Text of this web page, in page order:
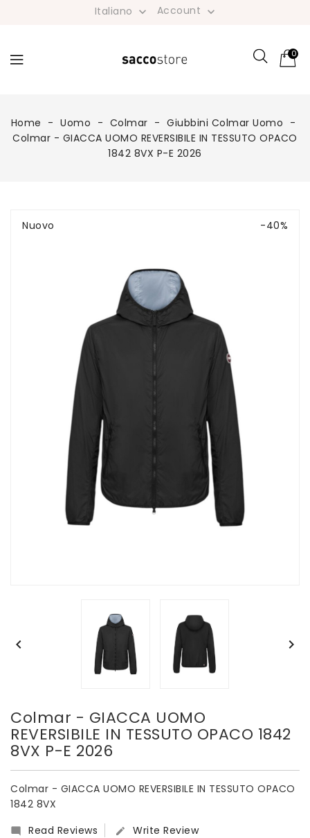
Italiano  Account 
0
Home Uomo Colmar
Giubbini Colmar Uomo
Colmar - GIACCA UOMO REVERSIBILE IN TESSUTO OPACO
1842 8VX P-E 2026
-40%
Nuovo
 
Colmar - GIACCA UOMO
REVERSIBILE IN TESSUTO OPACO 1842
8VX P-E 2026
Colmar - GIACCA UOMO REVERSIBILE IN TESSUTO OPACO
1842 8VX
 Read Reviews  Write Review